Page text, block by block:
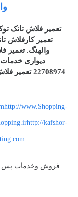
تعمیر فلاش تانک
تعمیر کارفلاش
والهنگ. تعمیر
22708974
www.Shopping-
kafshor-
فروش وخدمات پس